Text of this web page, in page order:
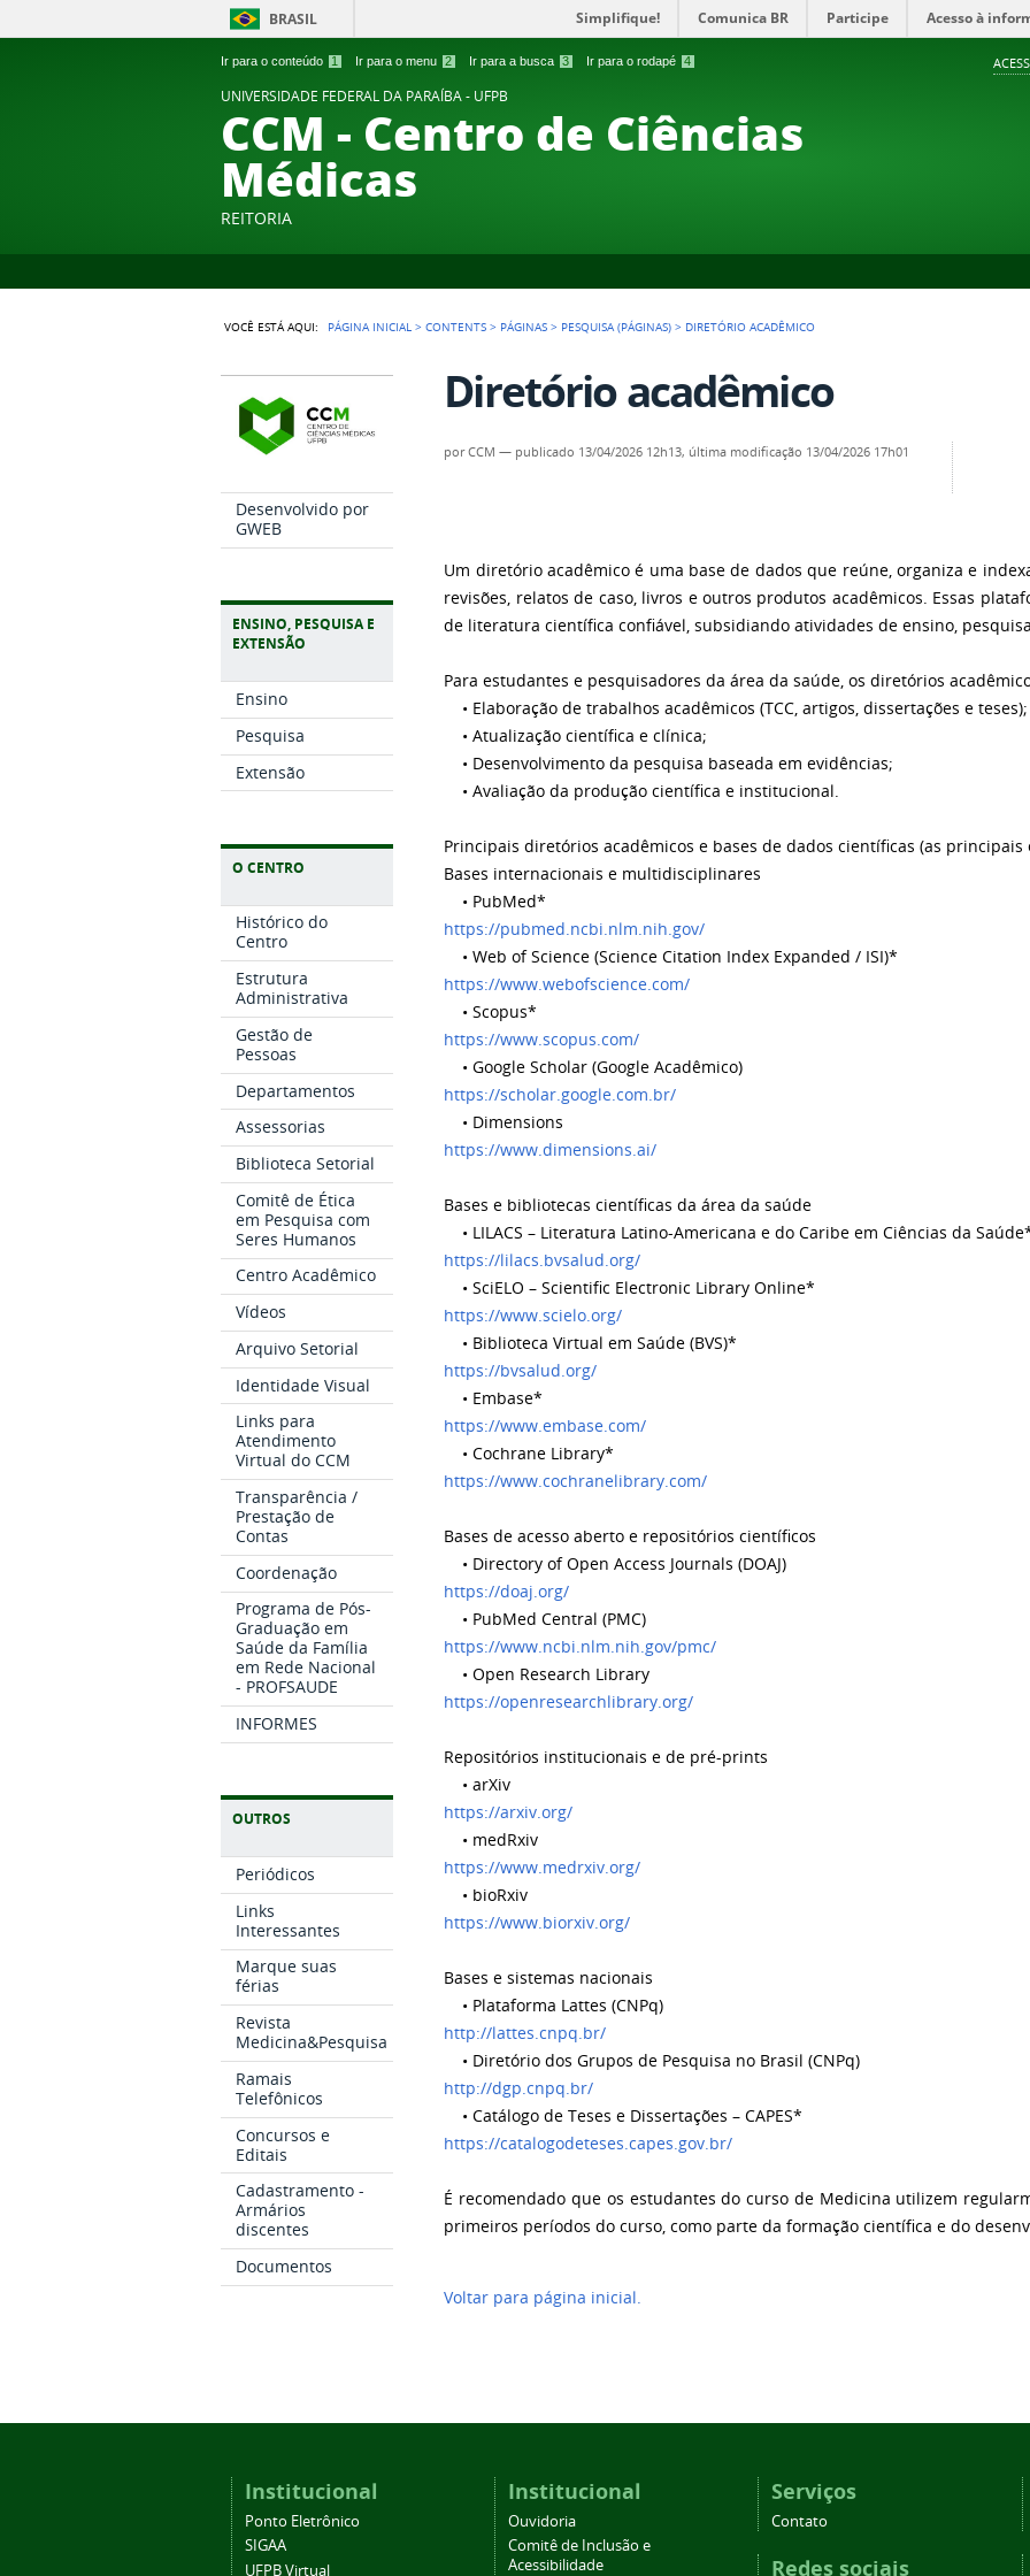
Ir para o conteúdo 1 Ir para o menu 2 Ir para a busca 3 Ir para o rodapé 4
BRASIL Simplifique! Comunica BR Participe Acesso à
UNIVERSIDADE FEDERAL DA PARAÍBA - UFPB
CCM - Centro de Ciências
Médicas
REITORIA
VOCÊ ESTÁ AQUI: PÁGINA INICIAL >CONTENTS > PÁGINAS > PESQUISA (PÁGINAS) > DIRETÓRIO ACADÊMICO
Desenvolvido por
GWEB
ENSINO, PESQUISA E
EXTENSÃO
Ensino
Pesquisa
Extensão
O CENTRO
Histórico do
Centro
Estrutura
Administrativa
Gestão de
Pessoas
Departamentos
Assessorias
Biblioteca Setorial
Comitê de Ética
em Pesquisa com
Seres Humanos
Centro Acadêmico
Vídeos
Arquivo Setorial
Identidade Visual
Links para
Atendimento
Virtual do CCM
Transparência /
Prestação de
Contas
Coordenação
Programa de Pós-
Graduação em
Saúde da Família
em Rede Nacional
- PROFSAUDE
INFORMES
OUTROS
Periódicos
Links
Interessantes
Marque suas
férias
Revista
Medicina&Pesquisa
Ramais
Telefônicos
Concursos e
Editais
Cadastramento -
Armários
discentes
Documentos
Diretório acadêmico
porCCM — publicado 13/04/2026 12h13, última modificação 13/04/2026 17h01
Um diretório acadêmico é uma base de dados que reúne, organiza e
revisões, relatos de caso, livros e outros produtos acadêmicos. Essas
de literatura científica confiável, subsidiando atividades de ensino,
Para estudantes e pesquisadores da área da saúde, os diretórios
• Elaboração de trabalhos acadêmicos (TCC, artigos, dissertações e teses);
• Atualização científica e clínica;
• Desenvolvimento da pesquisa baseada em evidências;
• Avaliação da produção científica e institucional.
Principais diretórios acadêmicos e bases de dados científicas (as principais
Bases internacionais e multidisciplinares
• PubMed*
https://pubmed.ncbi.nlm.nih.gov/
• Web of Science (Science Citation Index Expanded / ISI)*
https://www.webofscience.com/
• Scopus*
https://www.scopus.com/
• Google Scholar (Google Acadêmico)
https://scholar.google.com.br/
• Dimensions
https://www.dimensions.ai/
Bases e bibliotecas científicas da área da saúde
• LILACS – Literatura Latino-Americana e do Caribe em Ciências da
https://lilacs.bvsalud.org/
• SciELO – Scientific Electronic Library Online*
https://www.scielo.org/
• Biblioteca Virtual em Saúde (BVS)*
https://bvsalud.org/
• Embase*
https://www.embase.com/
• Cochrane Library*
https://www.cochranelibrary.com/
Bases de acesso aberto e repositórios científicos
• Directory of Open Access Journals (DOAJ)
https://doaj.org/
• PubMed Central (PMC)
https://www.ncbi.nlm.nih.gov/pmc/
• Open Research Library
https://openresearchlibrary.org/
Repositórios institucionais e de pré-prints
• arXiv
https://arxiv.org/
• medRxiv
https://www.medrxiv.org/
• bioRxiv
https://www.biorxiv.org/
Bases e sistemas nacionais
• Plataforma Lattes (CNPq)
http://lattes.cnpq.br/
• Diretório dos Grupos de Pesquisa no Brasil (CNPq)
http://dgp.cnpq.br/
• Catálogo de Teses e Dissertações – CAPES*
https://catalogodeteses.capes.gov.br/
É recomendado que os estudantes do curso de Medicina utilizem
primeiros períodos do curso, como parte da formação científica e do
Voltar para página inicial.
Institucional
Ponto Eletrônico
SIGAA
UFPB Virtual
Institucional
Ouvidoria
Comitê de Inclusão e
Acessibilidade
Serviços
Contato
Redes sociais